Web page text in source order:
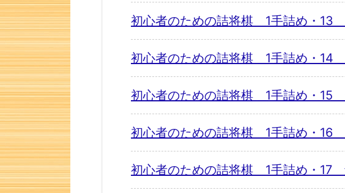
初心者のための詰将棋 1手詰め・13
初心者のための詰将棋 1手詰め・14
初心者のための詰将棋 1手詰め・15
初心者のための詰将棋 1手詰め・16
初心者のための詰将棋 1手詰め・17